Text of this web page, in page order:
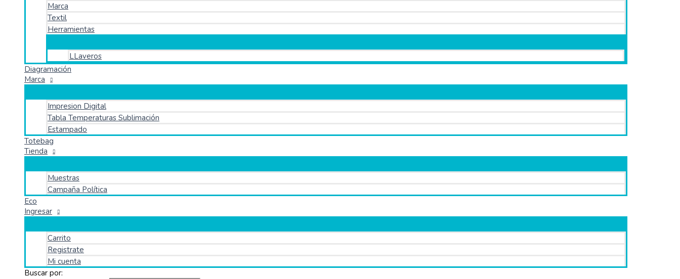
Marca
Textil
Herramientas
LLaveros
Diagramación
Marca
Impresion Digital
Tabla Temperaturas Sublimación
Estampado
Totebag
Tienda
Muestras
Campaña Política
Eco
Ingresar
Carrito
Registrate
Mi cuenta
Buscar por: